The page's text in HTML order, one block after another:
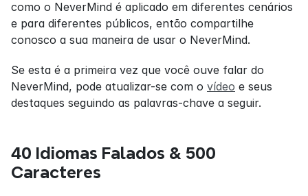
como o NeverMind é aplicado em diferentes cenários
e para diferentes públicos, então compartilhe
conosco a sua maneira de usar o NeverMind.
Se esta é a primeira vez que você ouve falar do
NeverMind, pode atualizar-se com o vídeo e seus
destaques seguindo as palavras-chave a seguir.
40 Idiomas Falados & 500
Caracteres